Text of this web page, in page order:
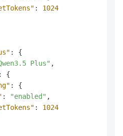
:
1024
:
{
Plus" ,
:
{
:
{
: "enabled" ,
:
1024